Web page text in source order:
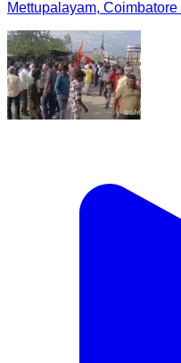
Mettupalayam,